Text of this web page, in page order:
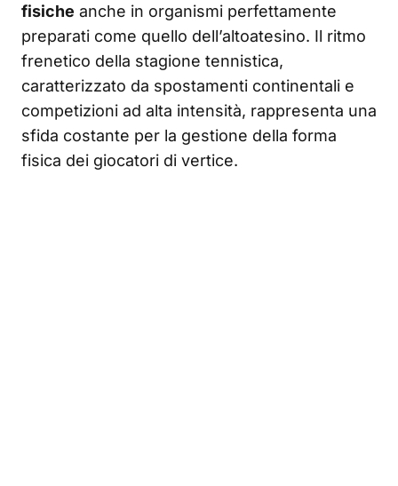
fisiche anche in organismi perfettamente
preparati come quello dell’altoatesino. Il ritmo
frenetico della stagione tennistica,
caratterizzato da spostamenti continentali e
competizioni ad alta intensità, rappresenta una
sfida costante per la gestione della forma
fisica dei giocatori di vertice.